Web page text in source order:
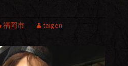
福岡市 taigen